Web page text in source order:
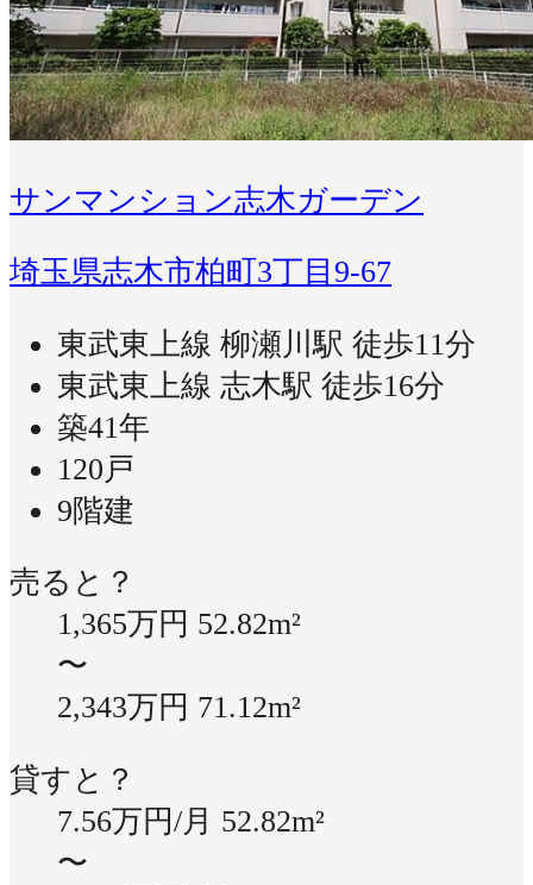
サンマンション志木ガーデン
埼玉県志木市柏町3丁目9-67
東武東上線 柳瀬川駅 徒歩11分
東武東上線 志木駅 徒歩16分
築41年
120戸
9階建
売ると？
1,365万円 52.82m²
〜
2,343万円 71.12m²
貸すと？
7.56万円/月 52.82m²
〜